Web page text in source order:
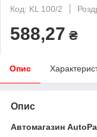
Код: KL 100/2
588,27 ₴
Опис
Опис
Автомагазин